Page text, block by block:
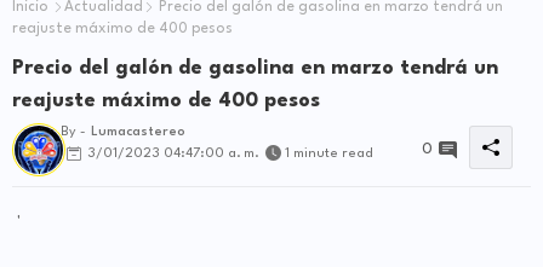
Inicio Actualidad
Precio del galón de gasolina en marzo tendrá un
reajuste máximo de 400 pesos
Precio del galón de gasolina en marzo tendrá un
reajuste máximo de 400 pesos
By -
Lumacastereo
3/01/2023 04:47:00 a. m.
1 minute read 0
'